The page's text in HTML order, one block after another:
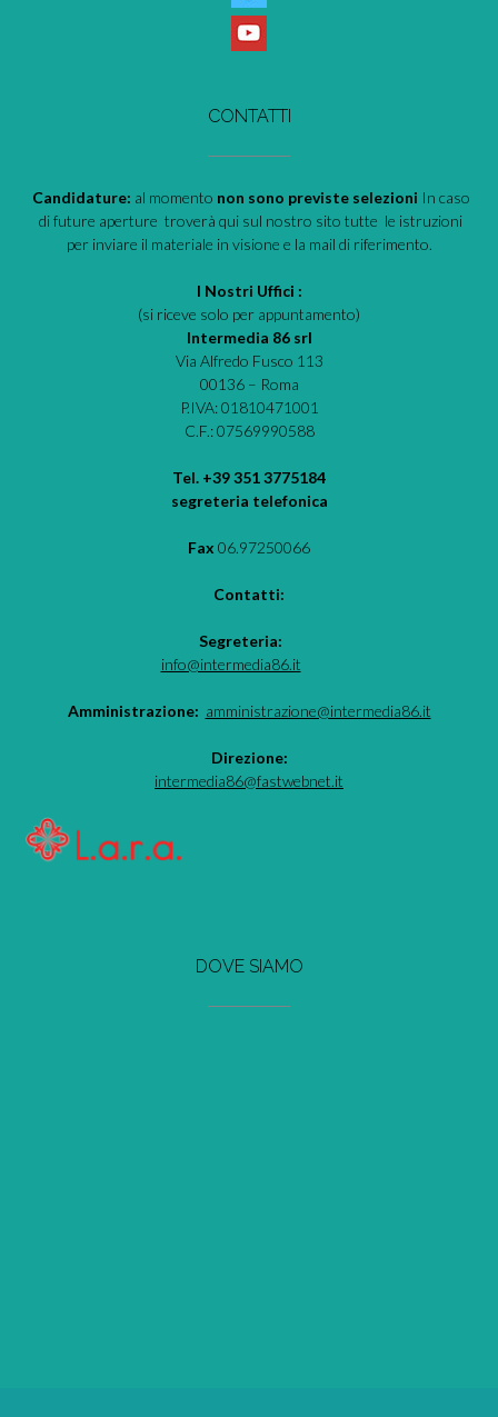
CONTATTI
Candidature: al momento non sono previste selezioni In caso
di future aperture troverà qui sul nostro sito tutte le istruzioni
per inviare il materiale in visione e la mail di riferimento.
I Nostri Uffici :
(si riceve solo per appuntamento)
Intermedia 86 srl
Via Alfredo Fusco 113
00136 – Roma
P.IVA: 01810471001
C.F.: 07569990588
Tel. +39 351 3775184
segreteria telefonica
Fax 06.97250066
Contatti:
Segreteria:
info@intermedia86.it
Amministrazione: amministrazione@intermedia86.it
Direzione:
intermedia86@fastwebnet.it
DOVE SIAMO